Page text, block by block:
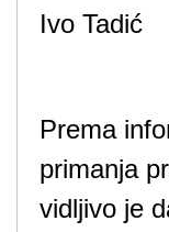
Ivo Tadić
Prema
primanja
vidljivo je